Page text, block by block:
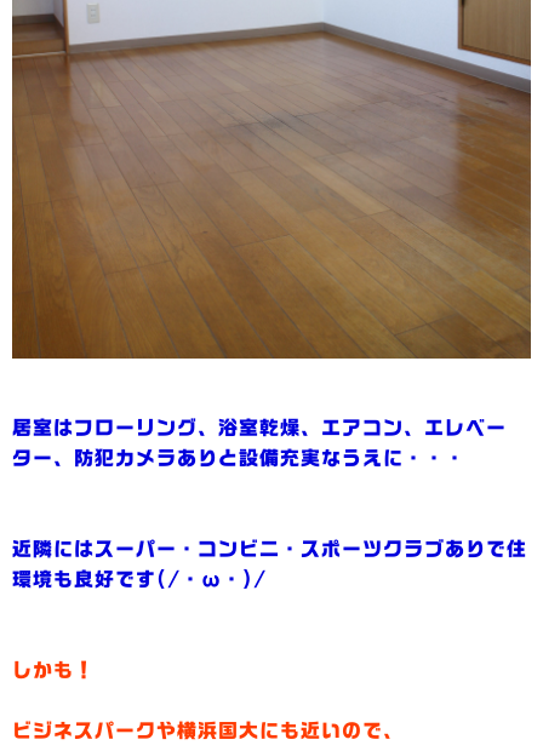
居室はフローリング、浴室乾燥、エアコン、エレベー
ター、防犯カメラありと設備充実なうえに・・・
近隣にはスーパー・コンビニ・スポーツクラブありで住
環境も良好です(/・ω・)/
しかも！
ビジネスパークや横浜国大にも近いので、